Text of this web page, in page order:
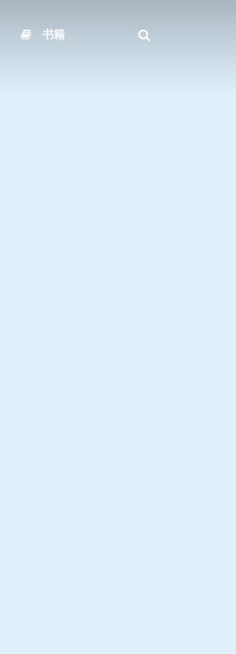
书籍